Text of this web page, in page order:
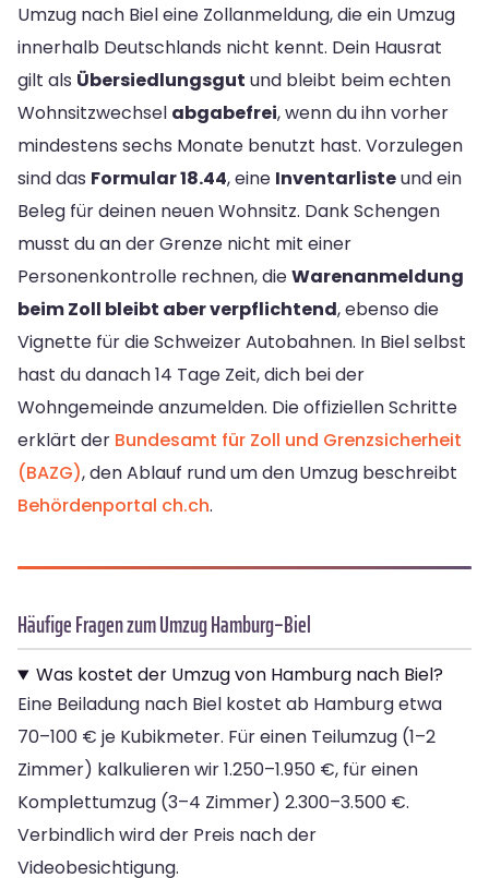
Umzug nach Biel eine Zollanmeldung, die ein Umzug
innerhalb Deutschlands nicht kennt. Dein Hausrat
gilt als Übersiedlungsgut und bleibt beim echten
Wohnsitzwechsel abgabefrei, wenn du ihn vorher
mindestens sechs Monate benutzt hast. Vorzulegen
sind das Formular 18.44, eine Inventarlisteund ein
Beleg für deinen neuen Wohnsitz. Dank Schengen
musst du an der Grenze nicht mit einer
Personenkontrolle rechnen, dieWarenanmeldung
beim Zoll bleibt aber verpflichtend, ebenso die
Vignette für die Schweizer Autobahnen. In Biel selbst
hast du danach 14 Tage Zeit, dich bei der
Wohngemeinde anzumelden. Die offiziellen Schritte
erklärt der Bundesamt für Zoll und Grenzsicherheit
(BAZG), den Ablauf rund um den Umzug beschreibt
Behördenportal ch.ch.
Häufige Fragen zum Umzug Hamburg–Biel
Was kostet der Umzug von Hamburg nach Biel?
Eine Beiladung nach Biel kostet ab Hamburg etwa
70–100 € je Kubikmeter. Für einen Teilumzug (1–2
Zimmer) kalkulieren wir 1.250–1.950 €, für einen
Komplettumzug (3–4 Zimmer) 2.300–3.500 €.
Verbindlich wird der Preis nach der
Videobesichtigung.